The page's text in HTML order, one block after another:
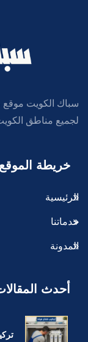
سباك الكويت
لجميع مناطق
خريطة الموقع
الرئيسية
خدماتنا
المدونة
أحدث